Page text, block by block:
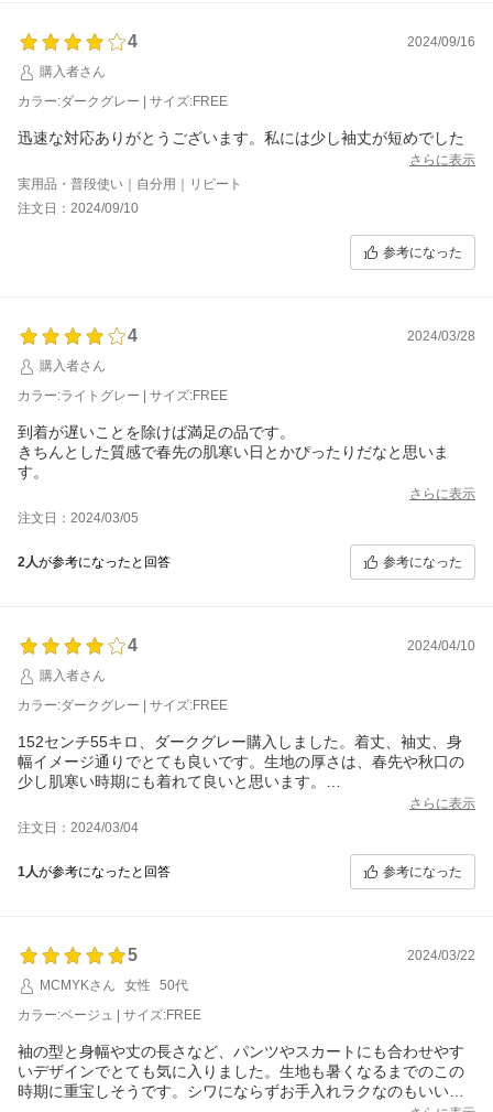
4
2024/09/16
購入者さん
カラー:ダークグレー | サイズ:FREE
迅速な対応ありがとうございます。私には少し袖丈が短めでした
さらに表示
実用品・普段使い｜自分用｜リピート
注文日：2024/09/10
参考になった
4
2024/03/28
購入者さん
カラー:ライトグレー | サイズ:FREE
到着が遅いことを除けば満足の品です。
きちんとした質感で春先の肌寒い日とかぴったりだなと思いま
す。
さらに表示
注文日：2024/03/05
2人が参考になったと回答 参考になった
4
2024/04/10
購入者さん
カラー:ダークグレー | サイズ:FREE
152センチ55キロ、ダークグレー購入しました。着丈、袖丈、身
幅イメージ通りでとても良いです。生地の厚さは、春先や秋口の
少し肌寒い時期にも着れて良いと思います。
ただ、首周りと手首周りの伸縮がほぼ無いです。それと、色展開
に明るい色があれば良いなと思います。マイナスはその2点です。
さらに表示
注文日：2024/03/04
1人が参考になったと回答 参考になった
5
2024/03/22
MCMYKさん
女性
50代
カラー:ベージュ | サイズ:FREE
袖の型と身幅や丈の長さなど、パンツやスカートにも合わせやす
いデザインでとても気に入りました。生地も暑くなるまでのこの
時期に重宝しそうです。シワにならずお手入れラクなのもいいで